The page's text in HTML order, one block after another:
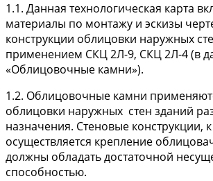
1.1. Данная технологическая карта
материалы по монтажу и эскизы
конструкции облицовки наружных
применением СКЦ 2Л-9, СКЦ 2Л-4 (в
«Облицовочные камни»).
1.2. Облицовочные камни
облицовки наружных стен зданий
назначения. Стеновые конструкции,
осуществляется крепление
должны обладать достаточной
способностью.